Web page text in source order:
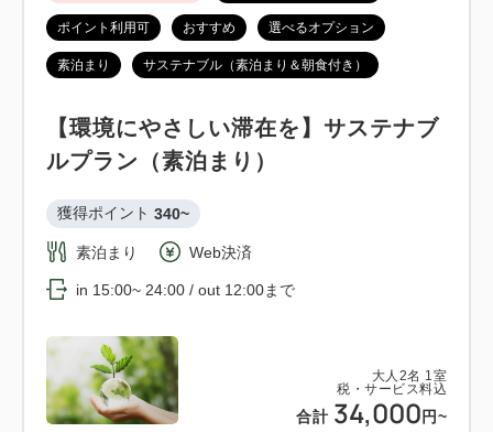
大人 2名 1 室
税・サービス料込
合計 34,000 円~
ポイント利用可 おすすめ 選べるオプション
素泊まり サステナブル（素泊まり＆朝食付き）
【環境にやさしい滞在を】サステナブ
ルプラン（素泊まり）
獲得ポイント 340~
素泊まり Web決済
in 15:00~ 24:00 / out 12:00まで